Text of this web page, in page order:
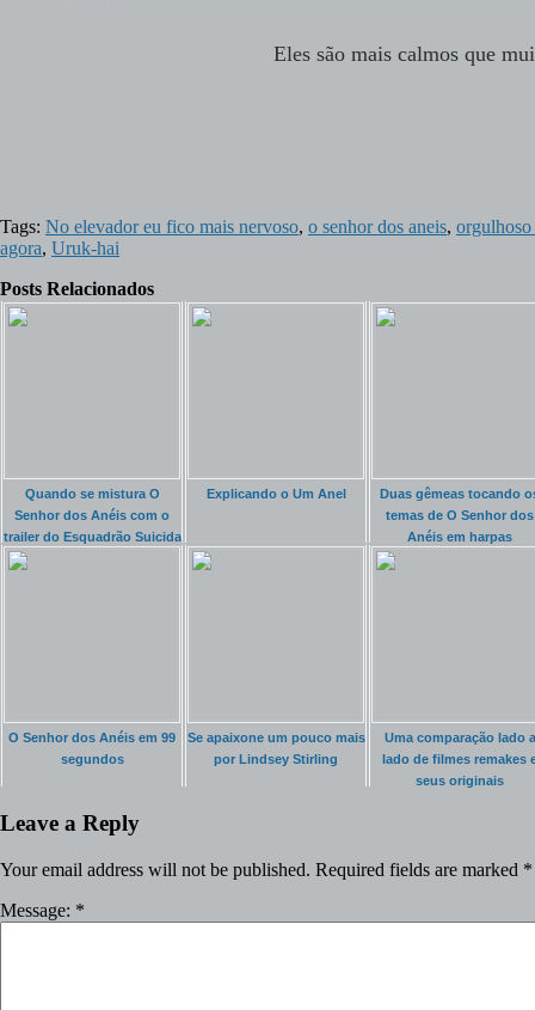
Eles são mais calmos que
Tags: No elevador eu fico mais nervoso, o senhor dos aneis, orgulhoso
agora, Uruk-hai
Posts Relacionados
Quando se mistura O
Senhor dos Anéis com o
trailer do Esquadrão Suicida
Explicando o Um Anel
Duas gêmeas tocando
temas de O Senhor dos
Anéis em harpas
O Senhor dos Anéis em 99
segundos
Se apaixone um pouco mais
por Lindsey Stirling
Uma comparação lado a
lado de filmes remakes
seus originais
Leave a Reply
Your email address will not be published. Required fields are marked *
Message: *